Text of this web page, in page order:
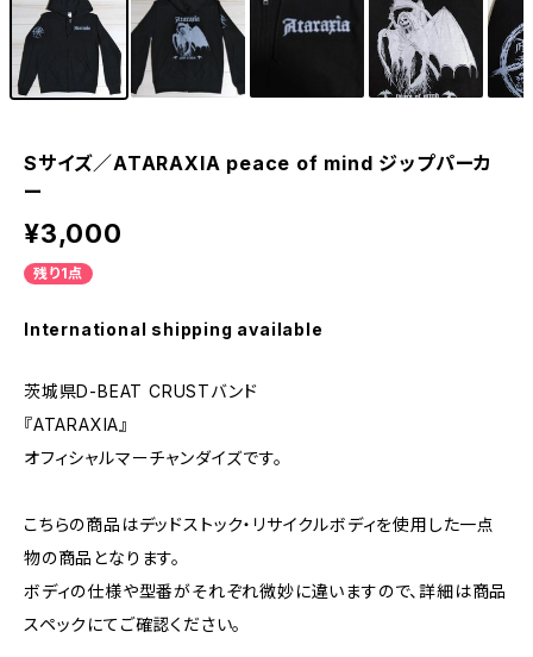
Sサイズ／ATARAXIA peace of mind ジップパーカ
ー
¥3,000
残り1点
International shipping available
茨城県D-BEAT CRUSTバンド
『ATARAXIA』
オフィシャルマーチャンダイズです。
こちらの商品はデッドストック・リサイクルボディを使用した一点
物の商品となります。
ボディの仕様や型番がそれぞれ微妙に違いますので、詳細は商品
スペックにてご確認ください。